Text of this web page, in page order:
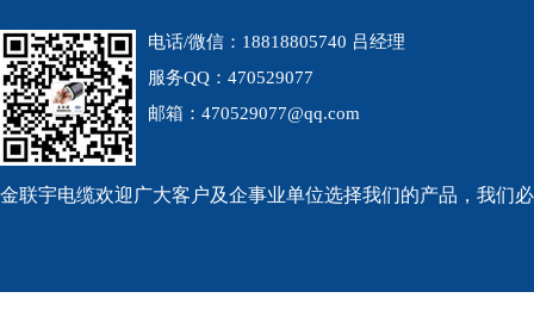
电话/微信：18818805740 吕经理
服务QQ：470529077
邮箱：470529077@qq.com
金联宇电缆欢迎广大客户及企事业单位选择我们的产品，我们